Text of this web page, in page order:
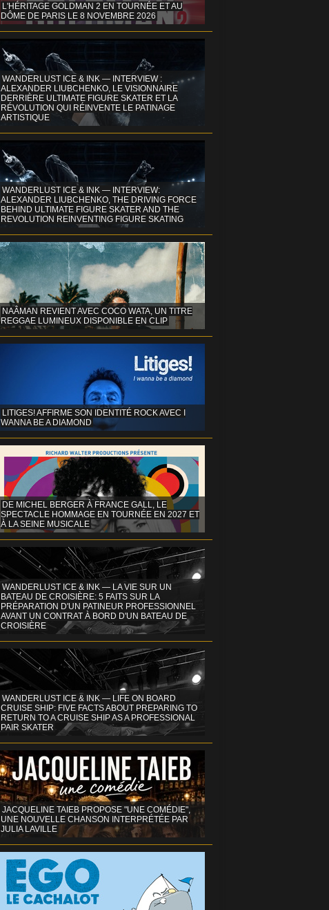
L'HÉRITAGE GOLDMAN 2 EN TOURNÉE ET AU
DÔME DE PARIS LE 8 NOVEMBRE 2026
WANDERLUST ICE & INK — INTERVIEW :
ALEXANDER LIUBCHENKO, LE VISIONNAIRE
DERRIÈRE ULTIMATE FIGURE SKATER ET LA
RÉVOLUTION QUI RÉINVENTE LE PATINAGE
ARTISTIQUE
WANDERLUST ICE & INK — INTERVIEW:
ALEXANDER LIUBCHENKO, THE DRIVING FORCE
BEHIND ULTIMATE FIGURE SKATER AND THE
REVOLUTION REINVENTING FIGURE SKATING
NAÂMAN REVIENT AVEC COCO WATA, UN TITRE
REGGAE LUMINEUX DISPONIBLE EN CLIP
LITIGES! AFFIRME SON IDENTITÉ ROCK AVEC I
WANNA BE A DIAMOND
DE MICHEL BERGER À FRANCE GALL, LE
SPECTACLE HOMMAGE EN TOURNÉE EN 2027 ET
À LA SEINE MUSICALE
WANDERLUST ICE & INK — LA VIE SUR UN
BATEAU DE CROISIÈRE: 5 FAITS SUR LA
PRÉPARATION D'UN PATINEUR PROFESSIONNEL
AVANT UN CONTRAT À BORD D'UN BATEAU DE
CROISIÈRE
WANDERLUST ICE & INK — LIFE ON BOARD
CRUISE SHIP: FIVE FACTS ABOUT PREPARING TO
RETURN TO A CRUISE SHIP AS A PROFESSIONAL
PAIR SKATER
JACQUELINE TAIEB PROPOSE "UNE COMÉDIE",
UNE NOUVELLE CHANSON INTERPRÉTÉE PAR
JULIA LAVILLE